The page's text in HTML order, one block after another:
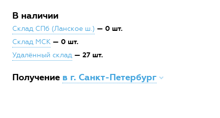
В наличии
Склад СПб (Ланское ш.) — 0 шт.
Склад МСК — 0 шт.
Удалённый склад — 27 шт.
Получение в г. Санкт-Петербург